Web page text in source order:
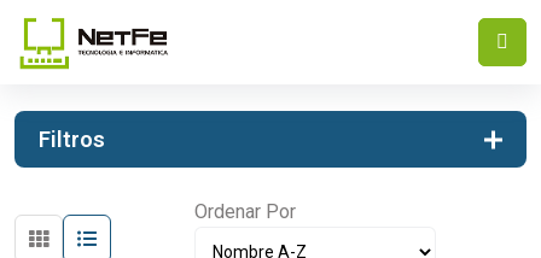
INICIOELECTRODOMESTICOS
Filtros
Ordenar Por